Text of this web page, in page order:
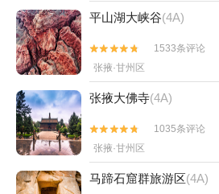
平山湖大峡谷(4A)


1533条评论
张掖·甘州区
张掖大佛寺(4A)


1035条评论
张掖·甘州区
马蹄石窟群旅游区(4A)